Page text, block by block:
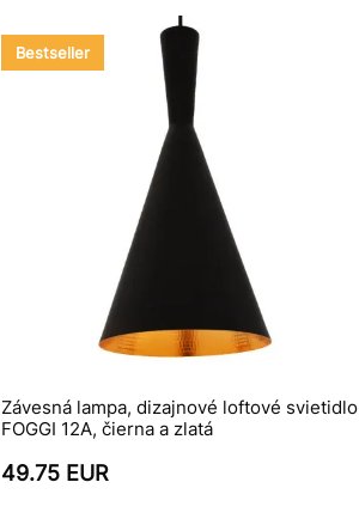
Bestseller
Závesná lampa, dizajnové loftové svietidlo
FOGGI 12A, čierna a zlatá
49.75 EUR